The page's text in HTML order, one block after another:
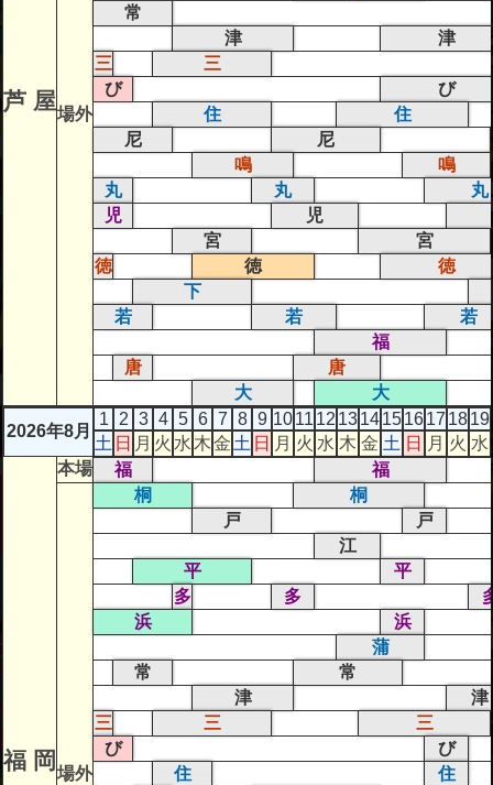
芦 屋場外
常
津
津
三
三
び
び
住
住
尼
尼
鳴
鳴
丸
丸
丸
児
児
宮
宮
徳
徳
徳
下
若
若
若
福
唐
唐
大
大
2026年8月
1 2 3 4 5 6 7 8 9 1011 12 1314151617 1819
土 日 月 火 水 木金 土 日 月 火 水 木 金 土 日 月 火 水
福 岡
本場 福 福
場外
桐
桐
戸
戸
江
平
平
多
多
浜
浜
蒲
常
常
津
津
三
三
三
び
び
住
住